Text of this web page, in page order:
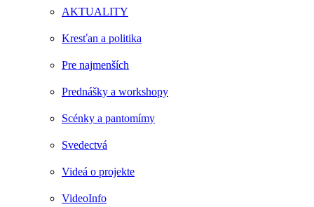
AKTUALITY
Kresťan a politika
Pre najmenších
Prednášky a workshopy
Scénky a pantomímy
Svedectvá
Videá o projekte
VideoInfo